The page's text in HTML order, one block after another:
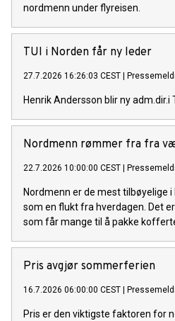
nordmenn under flyreisen.
TUI i Norden får ny leder
27.7.2026 16:26:03 CEST
Henrik Andersson blir ny adm.dir.i
Nordmenn rømmer fra fra
22.7.2026 10:00:00 CEST
Nordmenn er de mest tilbøyelige
som en flukt fra hverdagen. Det
som får mange til å pakke
Pris avgjør sommerferien
16.7.2026 06:00:00 CEST
Pris er den viktigste faktoren for